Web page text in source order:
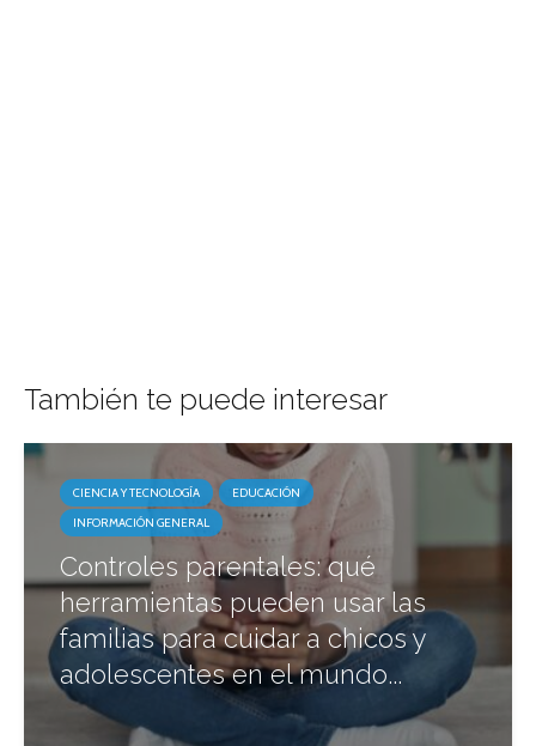
También te puede interesar
CIENCIA Y TECNOLOGÍA
EDUCACIÓN
INFORMACIÓN GENERAL
Controles parentales: qué
herramientas pueden usar las
familias para cuidar a chicos y
adolescentes en el mundo...